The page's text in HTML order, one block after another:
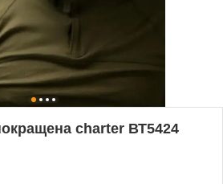
charter ВТ5424